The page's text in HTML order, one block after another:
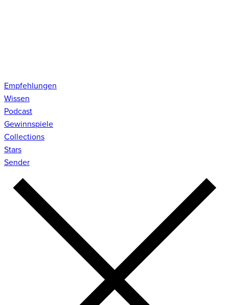
Empfehlungen
Wissen
Podcast
Gewinnspiele
Collections
Stars
Sender